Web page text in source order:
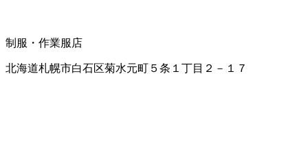
制服・作業服店
北海道札幌市白石区菊水元町５条１丁目２－１７